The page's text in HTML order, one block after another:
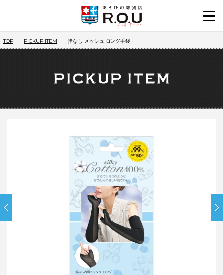
TOP PICKUP ITEM 指なし メッシュ ロング手袋